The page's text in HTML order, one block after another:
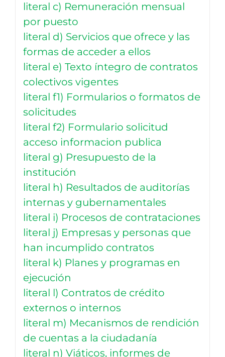
literal c) Remuneración mensual
por puesto
literal d) Servicios que ofrece y las
formas de acceder a ellos
literal e) Texto íntegro de contratos
colectivos vigentes
literal f1) Formularios o formatos de
solicitudes
literal f2) Formulario solicitud
acceso informacion publica
literal g) Presupuesto de la
institución
literal h) Resultados de auditorías
internas y gubernamentales
literal i) Procesos de contrataciones
literal j) Empresas y personas que
han incumplido contratos
literal k) Planes y programas en
ejecución
literal l) Contratos de crédito
externos o internos
literal m) Mecanismos de rendición
de cuentas a la ciudadanía
literal n) Viáticos, informes de